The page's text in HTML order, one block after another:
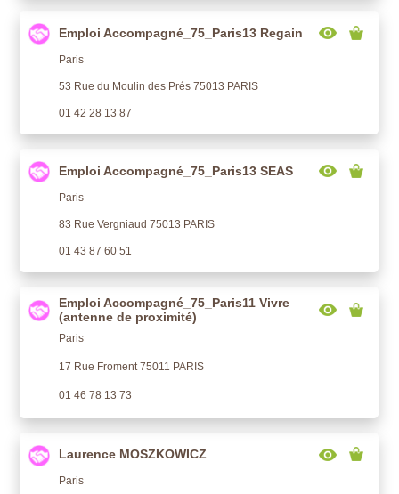
Emploi Accompagné_75_Paris13 Regain
Paris
53 Rue du Moulin des Prés 75013 PARIS
01 42 28 13 87
Emploi Accompagné_75_Paris13 SEAS
Paris
83 Rue Vergniaud 75013 PARIS
01 43 87 60 51
Emploi Accompagné_75_Paris11 Vivre
(antenne de proximité)
Paris
17 Rue Froment 75011 PARIS
01 46 78 13 73
Laurence MOSZKOWICZ
Paris